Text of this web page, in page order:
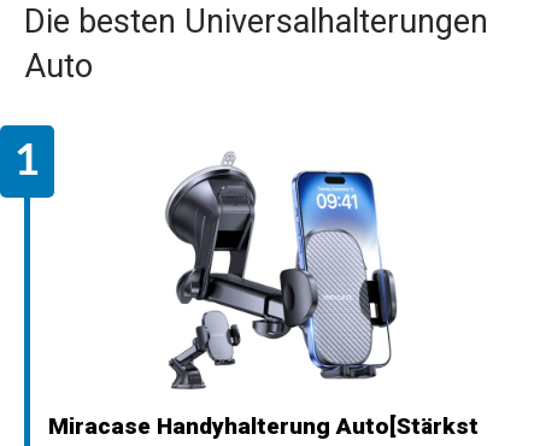
Die besten Universalhalterungen
Auto
Miracase Handyhalterung Auto[Stärkst